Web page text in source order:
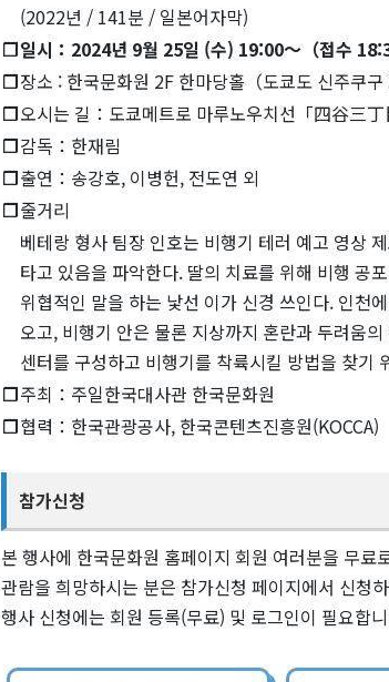
(2022년 / 141분 / 일본어자막)
❐일시：2024년 9월 25일 (수) 19:00～（접수
❐장소 : 한국문화원 2F 한마당홀（도쿄도 신주쿠구
❐오시는 길：도쿄메트로 마루노우치선「四谷三
❐감독：한재림
❐출연：송강호, 이병헌, 전도연 외
❐줄거리
베테랑 형사 팀장 인호는 비행기 테러 예고 영상
타고 있음을 파악한다. 딸의 치료를 위해 비행 공
위협적인 말을 하는 낯선 이가 신경 쓰인다. 인천
오고, 비행기 안은 물론 지상까지 혼란과 두려움
센터를 구성하고 비행기를 착륙시킬 방법을 찾기
❐주최：주일한국대사관 한국문화원
❐협력：한국관광공사, 한국콘텐츠진흥원(KOCCA)
참가신청
본 행사에 한국문화원 홈페이지 회원 여러분을 무료
관람을 희망하시는 분은 참가신청 페이지에서 신청
행사 신청에는 회원 등록(무료) 및 로그인이 필요합